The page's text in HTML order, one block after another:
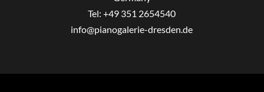
Tel: +49 351 2654540
info@pianogalerie-dresden.de